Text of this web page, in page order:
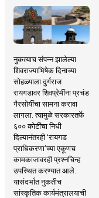
नुकत्याच संपन्न झालेल्या
शिवराज्याभिषेक दिनाच्या
सोहळ्याला दुर्गराज
रायगडावर शिवप्रेमींना प्रचंड
गैरसोयींचा सामना करावा
लागला. त्यामुळे सरकारतर्फे
६०० कोटींचा निधी
दिल्यानंतरही ‘रायगड
प्राधिकरणा’च्या एकूणच
कामकाजावरही प्रश्नचिन्ह
उपस्थित करण्यात आले.
यासंदर्भात नुकतीच
सांस्कृतिक कार्यमंत्रालयाची